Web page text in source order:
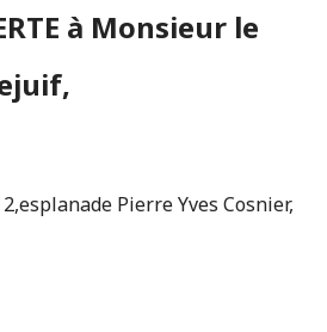
à Monsieur le
Pierre Yves Cosnier,